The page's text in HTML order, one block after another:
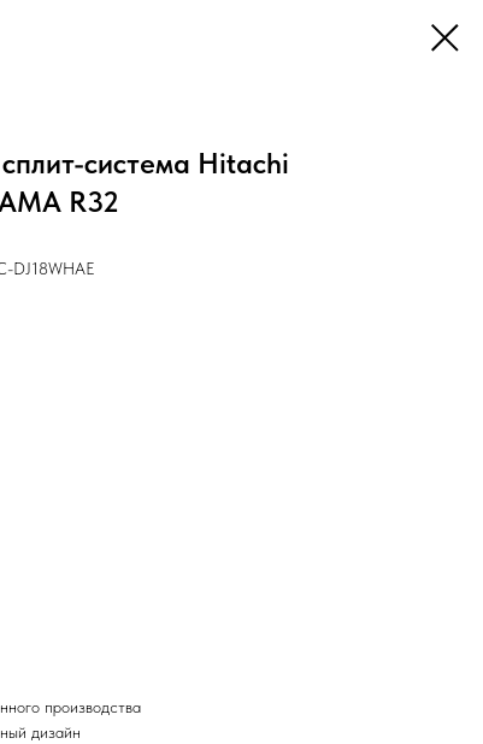
система Hitachi
R32
DJ18WHAE
производства
дизайн